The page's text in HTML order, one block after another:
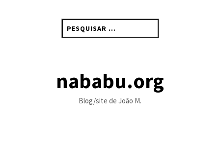
por:
nababu.org
Blog/site de João M.